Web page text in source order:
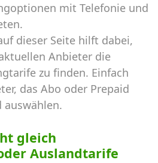
mit Telefonie und
dieser Seite hilft dabei,
Anbieter die
zu finden. Einfach
das Abo oder Prepaid
auswählen.
gleich
Auslandtarife